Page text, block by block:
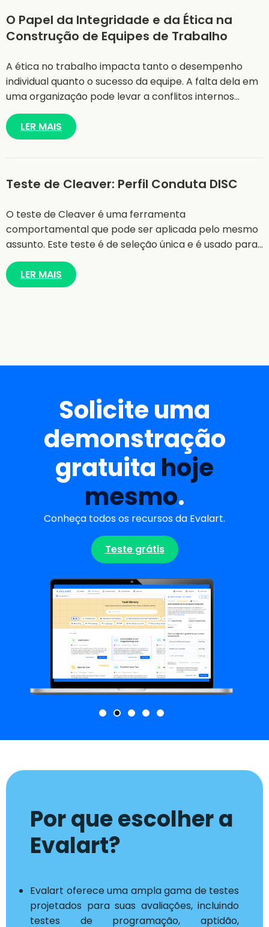
O Papel da Integridade e da Ética na
Construção de Equipes de Trabalho
A ética no trabalho impacta tanto o desempenho
individual quanto o sucesso da equipe. A falta dela em
uma organização pode levar a conflitos internos…
LER MAIS
Teste de Cleaver: Perfil Conduta DISC
O teste de Cleaver é uma ferramenta
comportamental que pode ser aplicada pelo mesmo
assunto. Este teste é de seleção única e é usado para…
LER MAIS
Solicite uma
demonstração
gratuita hoje
mesmo.
Conheça todos os recursos da Evalart.
Teste grátis
Por que escolher a
Evalart?
Evalart oferece uma ampla gama de testes
projetados para suas avaliações, incluindo
testes de programação, aptidão,